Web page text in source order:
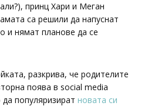
принц Хари и Меган
са решили да напуснат
и нямат планове да се
разкрива, че родителите
поява в social media
популяризират новата си